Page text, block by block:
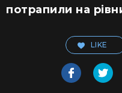
потрапили на
LIKE